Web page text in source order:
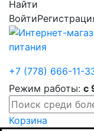
Найти
Войти
+7 (778) 666-11-
Режим работы: с
Корзина